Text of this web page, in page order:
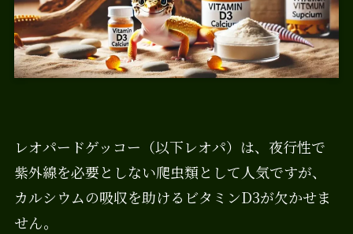
レオパードゲッコー（以下レオパ）は、夜行性で
紫外線を必要としない爬虫類として人気ですが、
カルシウムの吸収を助けるビタミンD3が欠かせま
せん。